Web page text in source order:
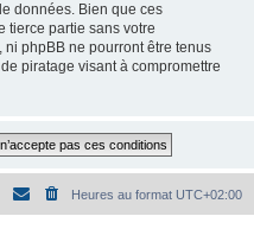
données. Bien que ces
tierce partie sans votre
ni phpBB ne pourront être tenus
piratage visant à compromettre
Heures au format UTC+02:00